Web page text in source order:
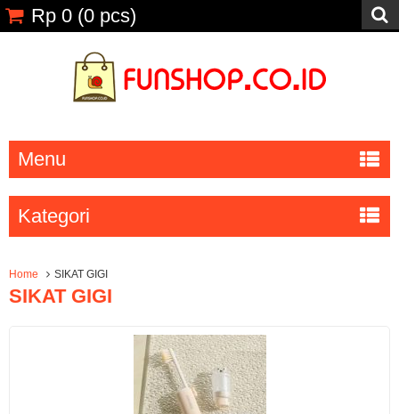
Rp 0 (0 pcs)
Menu
Kategori
Home SIKAT GIGI
SIKAT GIGI